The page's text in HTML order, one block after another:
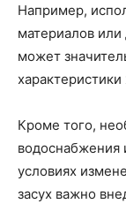
Например,
материалов
может
Кроме того,
водоснабжения
условиях
засух важно